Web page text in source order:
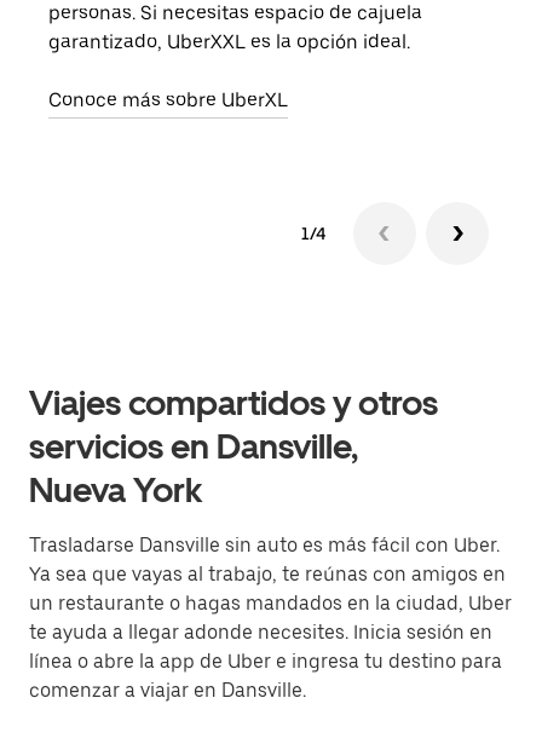
personas. Si necesitas espacio de cajuela
garantizado, UberXXL es la opción ideal.
Conoce más sobre UberXL
1/4
Viajes compartidos y otros
servicios en Dansville,
Nueva York
Trasladarse Dansville sin auto es más fácil con Uber.
Ya sea que vayas al trabajo, te reúnas con amigos en
un restaurante o hagas mandados en la ciudad, Uber
te ayuda a llegar adonde necesites. Inicia sesión en
línea o abre la app de Uber e ingresa tu destino para
comenzar a viajar en Dansville.